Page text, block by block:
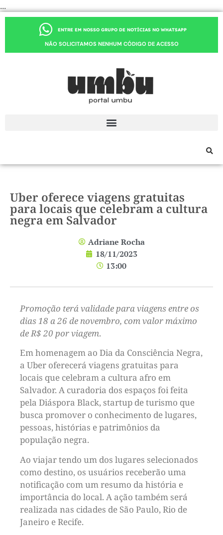
...
ENTRE EM NOSSO GRUPO DE NOTÍCIAS NO WHATSAPP
NÃO SOLICITAMOS NENHUM CÓDIGO DE ACESSO
Uber oferece viagens gratuitas
para locais que celebram a cultura
negra em Salvador
Adriane Rocha
18/11/2023
13:00
Promoção terá validade para viagens entre os
dias 18 a 26 de novembro, com valor máximo
de R$ 20 por viagem.
Em homenagem ao Dia da Consciência Negra,
a Uber oferecerá viagens gratuitas para
locais que celebram a cultura afro em
Salvador. A curadoria dos espaços foi feita
pela Diáspora Black, startup de turismo que
busca promover o conhecimento de lugares,
pessoas, histórias e patrimônios da
população negra.
Ao viajar tendo um dos lugares selecionados
como destino, os usuários receberão uma
notificação com um resumo da história e
importância do local. A ação também será
realizada nas cidades de São Paulo, Rio de
Janeiro e Recife.